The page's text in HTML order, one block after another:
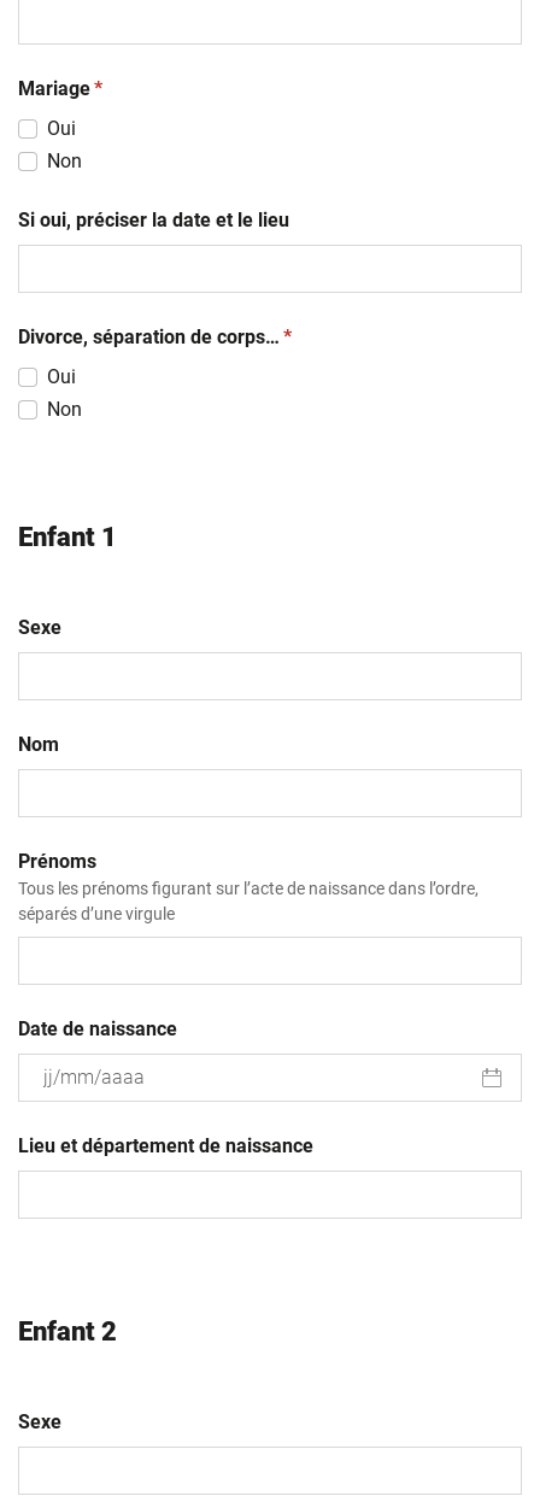
Mariage(obligatoire)
*
Oui
Non
Si oui, préciser la date et le lieu
Divorce, séparation de corps… (obligatoire)
*
Oui
Non
Enfant 1
Sexe
Nom
Prénoms
Tous les prénoms figurant sur l’acte de naissance dans l’ordre,
séparés d’une virgule
Date de naissance
slash
MM
Lieu et département de naissance
Enfant 2
Sexe